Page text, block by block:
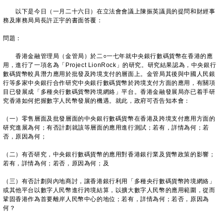
以下是今日（一月二十六日）在立法會會議上陳振英議員的提問和財經事
務及庫務局局長許正宇的書面答覆：
問題：
香港金融管理局（金管局）於二○一七年就中央銀行數碼貨幣在香港的應
用，進行了一項名為「Project LionRock」的研究。研究結果認為，中央銀行
數碼貨幣較具潛力應用於批發及跨境支付的層面上。金管局其後與中國人民銀
行等多家中央銀行合作研究中央銀行數碼貨幣於跨境支付方面的應用，有關項
目已發展成「多種央行數碼貨幣跨境網絡」平台。香港金融發展局亦已着手研
究香港如何把握數字人民幣發展的機遇。就此，政府可否告知本會：
（一）零售層面及批發層面的中央銀行數碼貨幣在香港及跨境支付應用方面的
研究進展為何；有否計劃就該等層面的應用進行測試；若有，詳情為何；若
否，原因為何；
（二）有否研究，中央銀行數碼貨幣的應用對香港銀行業及貨幣政策的影響；
若有，詳情為何；若否，原因為何；及
（三）有否計劃與內地商討，讓香港銀行利用「多種央行數碼貨幣跨境網絡」
或其他平台以數字人民幣進行跨境結算，以擴大數字人民幣的應用範圍，從而
鞏固香港作為首要離岸人民幣中心的地位；若有，詳情為何；若否，原因為
何？